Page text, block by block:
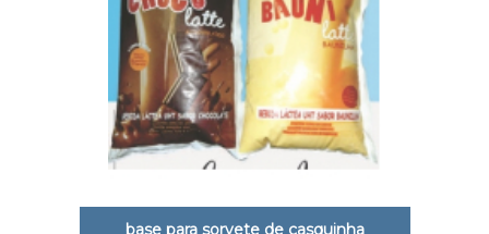
base para sorvete de casquinha